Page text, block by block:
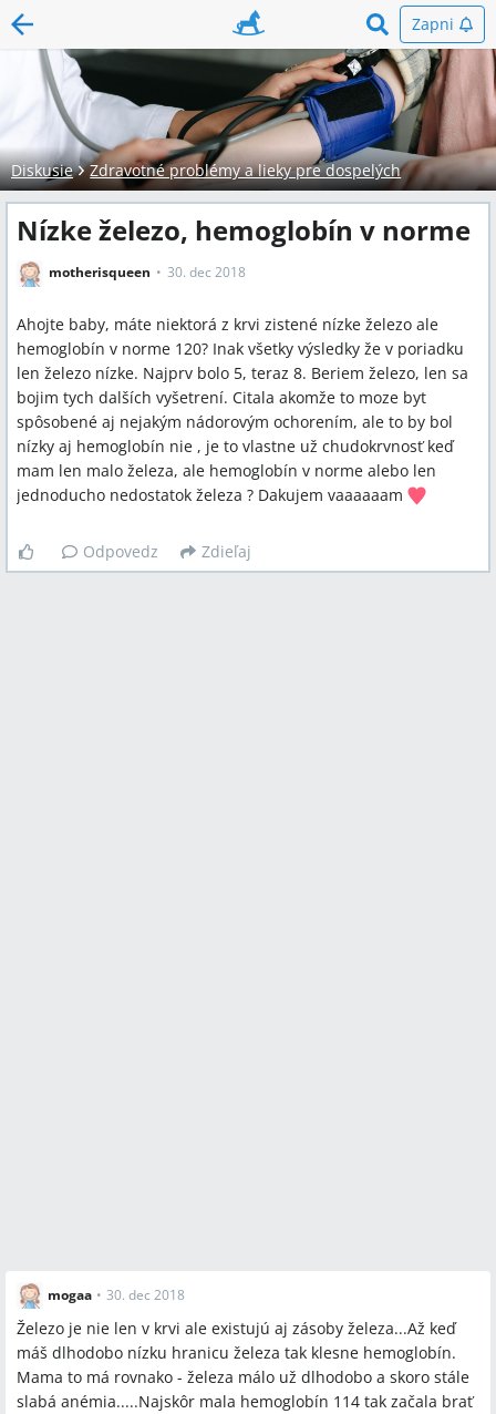
Zapni
Diskusie Zdravotné problémy a lieky pre dospelých
Nízke železo, hemoglobín v norme
motherisqueen 30. dec 2018
Ahojte baby, máte niektorá z krvi zistené nízke železo ale
hemoglobín v norme 120? Inak všetky výsledky že v poriadku
len železo nízke. Najprv bolo 5, teraz 8. Beriem železo, len sa
bojim tych dalších vyšetrení. Citala akomže to moze byt
spôsobené aj nejakým nádorovým ochorením, ale to by bol
nízky aj hemoglobín nie , je to vlastne už chudokrvnosť keď
mam len malo železa, ale hemoglobín v norme alebo len
jednoducho nedostatok železa ? Dakujem vaaaaaam
Odpovedz Zdieľaj
mogaa • 30. dec 2018
Železo je nie len v krvi ale existujú aj zásoby železa...Až keď
máš dlhodobo nízku hranicu železa tak klesne hemoglobín.
Mama to má rovnako - železa málo už dlhodobo a skoro stále
slabá anémia.....Najskôr mala hemoglobín 114 tak začala brať